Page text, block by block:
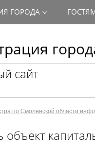
сайт
ГОРОДА
по Смоленской области